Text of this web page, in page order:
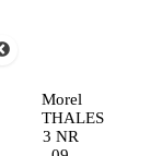
Morel
THALES
3 NR